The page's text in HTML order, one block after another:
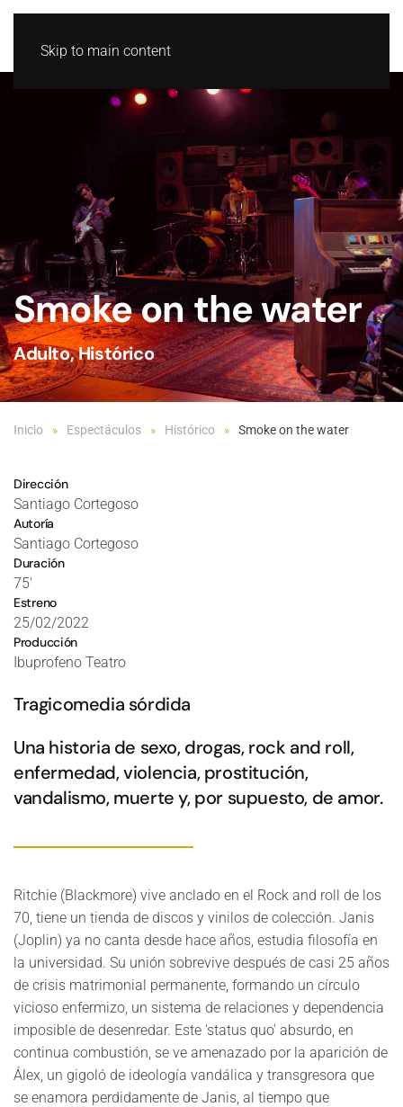
Skip to main content
Smoke on the water
Adulto,Histórico
Inicio Espectáculos Histórico Smoke on the water
Dirección
Santiago Cortegoso
Autoría
Santiago Cortegoso
Duración
75'
Estreno
25/02/2022
Producción
Ibuprofeno Teatro
Tragicomedia sórdida
Una historia de sexo, drogas, rock and roll,
enfermedad, violencia, prostitución,
vandalismo, muerte y, por supuesto, de amor.
Ritchie (Blackmore) vive anclado en el Rock and roll de los
70, tiene un tienda de discos y vinilos de colección. Janis
(Joplin) ya no canta desde hace años, estudia filosofía en
la universidad. Su unión sobrevive después de casi 25 años
de crisis matrimonial permanente, formando un círculo
vicioso enfermizo, un sistema de relaciones y dependencia
imposible de desenredar. Este 'status quo' absurdo, en
continua combustión, se ve amenazado por la aparición de
Álex, un gigoló de ideología vandálica y transgresora que
se enamora perdidamente de Janis, al tiempo que